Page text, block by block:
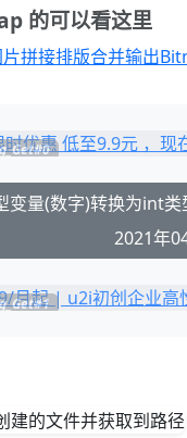
的可以看这里
拼接排版合并输出
量(数字)转换为int类
2021年